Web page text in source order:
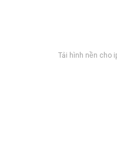
Tải hình nền cho